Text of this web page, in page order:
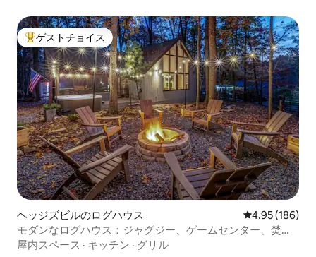
大好評のゲストチョイスです。
ゲストチョイス
ヘッジズビルのログハウス レビュー186
4.95 (186)
モダンなログハウス：ジャグジー、ゲームセンター、焚き
火台、ペット＋プール
屋内スペース · キッチン · グリル